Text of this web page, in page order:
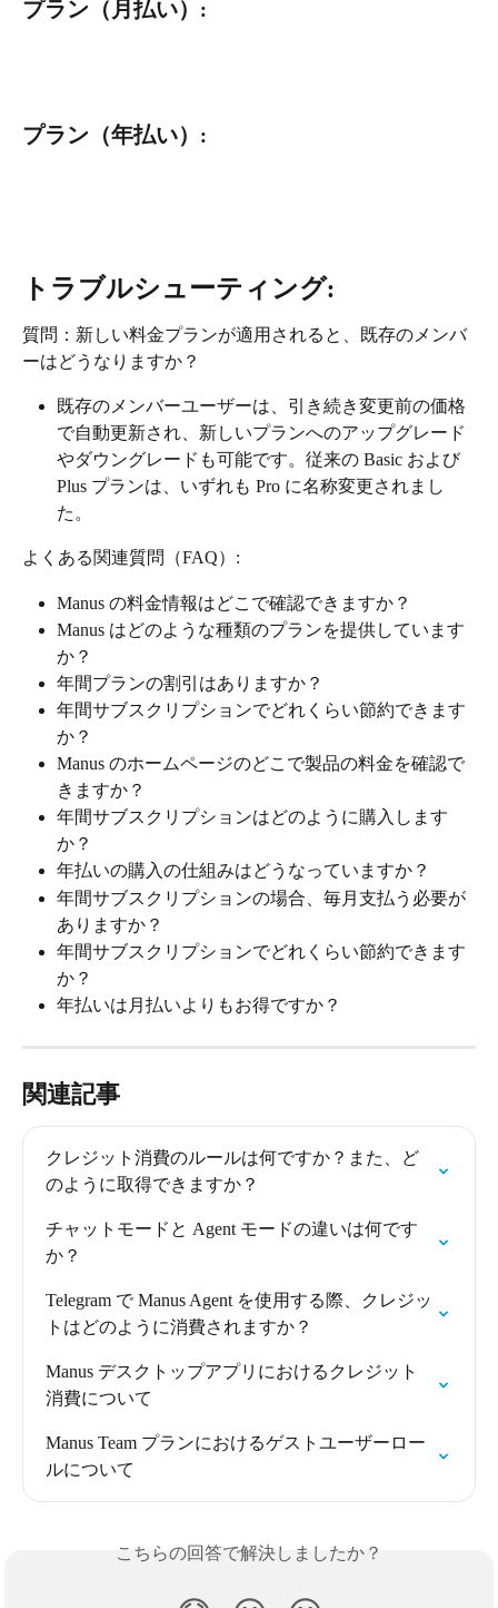
プラン（月払い）:
プラン（年払い）:
トラブルシューティング:
質問：新しい料金プランが適用されると、既存のメンバ
ーはどうなりますか？
既存のメンバーユーザーは、引き続き変更前の価格
で自動更新され、新しいプランへのアップグレード
やダウングレードも可能です。従来の Basic および
Plus プランは、いずれも Pro に名称変更されまし
た。
よくある関連質問（FAQ）:
Manus の料金情報はどこで確認できますか？
Manus はどのような種類のプランを提供しています
か？
年間プランの割引はありますか？
年間サブスクリプションでどれくらい節約できます
か？
Manus のホームページのどこで製品の料金を確認で
きますか？
年間サブスクリプションはどのように購入します
か？
年払いの購入の仕組みはどうなっていますか？
年間サブスクリプションの場合、毎月支払う必要が
ありますか？
年間サブスクリプションでどれくらい節約できます
か？
年払いは月払いよりもお得ですか？
関連記事
クレジット消費のルールは何ですか？また、ど
のように取得できますか？
チャットモードと Agent モードの違いは何です
か？
Telegram で Manus Agent を使用する際、クレジッ
トはどのように消費されますか？
Manus デスクトップアプリにおけるクレジット
消費について
Manus Team プランにおけるゲストユーザーロー
ルについて
こちらの回答で解決しましたか？